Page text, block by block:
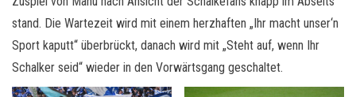
stand. Die Wartezeit wird mit einem herzhaften „Ihr macht unser‘n
Sport kaputt“ überbrückt, danach wird mit „Steht auf, wenn Ihr
Schalker seid“ wieder in den Vorwärtsgang geschaltet.